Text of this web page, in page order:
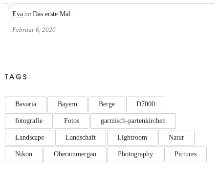
Eva on Das erste Mal…
Februar 6, 2020
TAGS
Bavaria Bayern Berge D7000
fotografie Fotos garmisch-partenkirchen
Landscape Landschaft Lightroom Natur
Nikon Oberammergau Photography Pictures